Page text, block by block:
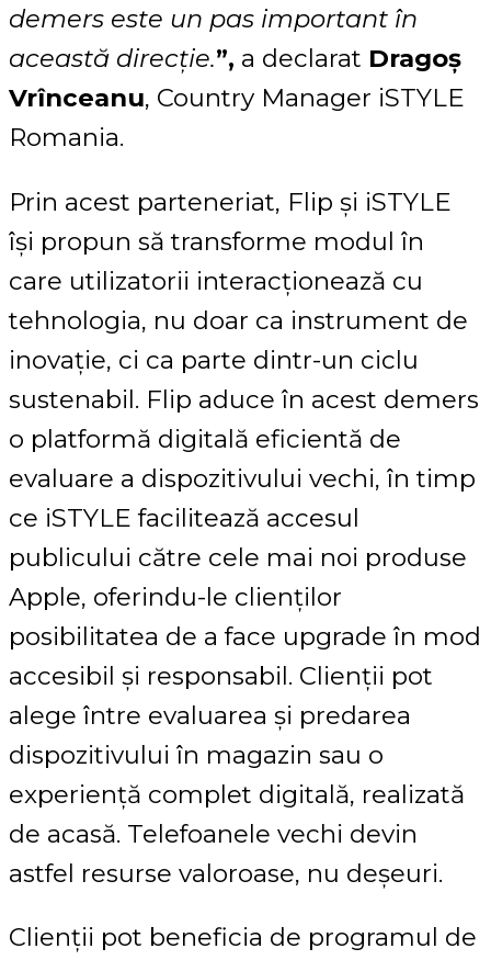
demers este un pas important în
această direcție.”, a declarat Dragoș
Vrînceanu, Country Manager iSTYLE
Romania.
Prin acest parteneriat, Flip și iSTYLE
își propun să transforme modul în
care utilizatorii interacționează cu
tehnologia, nu doar ca instrument de
inovație, ci ca parte dintr-un ciclu
sustenabil. Flip aduce în acest demers
o platformă digitală eficientă de
evaluare a dispozitivului vechi, în timp
ce iSTYLE facilitează accesul
publicului către cele mai noi produse
Apple, oferindu-le clienților
posibilitatea de a face upgrade în mod
accesibil și responsabil. Clienții pot
alege între evaluarea și predarea
dispozitivului în magazin sau o
experiență complet digitală, realizată
de acasă. Telefoanele vechi devin
astfel resurse valoroase, nu deșeuri.
Clienții pot beneficia de programul de